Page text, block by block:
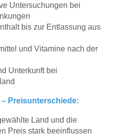
Untersuchungen bei
bis zur Entlassung aus
und Vitamine nach der
Unterkunft bei
Preisunterschiede:
Land und die
Preis stark beeinflussen